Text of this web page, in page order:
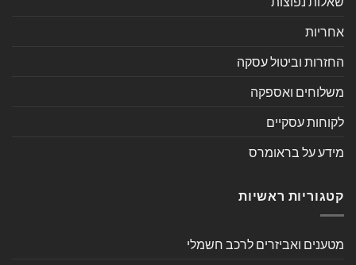
אחריות
החזרות וביטול עסקה
משלוחים ואספקה
לקוחות עסקיים
מידע על בראומרס
קטגוריות ראשיות
מטענים ואביזרים לרכב חשמלי